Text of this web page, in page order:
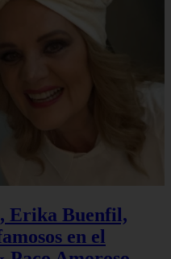
Erika Buenfil,
en el